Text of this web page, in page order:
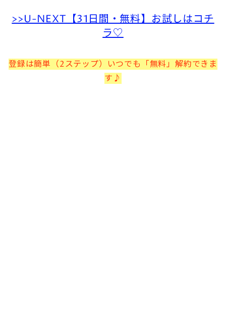
>>U-NEXT【31日間・無料】お試しはコチ
ラ♡
登録は簡単（2ステップ）いつでも「無料」解約できま
す♪